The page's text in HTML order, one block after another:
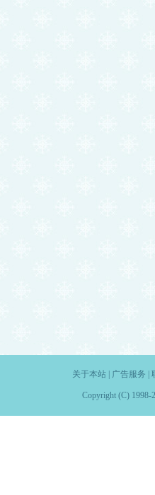
关于本站| 广告服务
Copyright (C) 1998-